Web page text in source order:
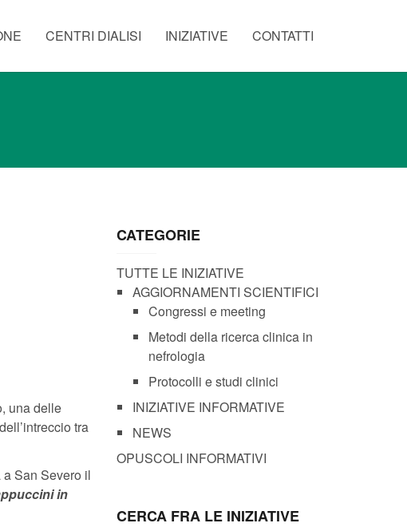
CENTRI DIALISI INIZIATIVE CONTATTI
una delle
tra
San Severo il
in
CATEGORIE
TUTTE LE INIZIATIVE
AGGIORNAMENTI SCIENTIFICI
Congressi e meeting
Metodi della ricerca clinica in
nefrologia
Protocolli e studi clinici
INIZIATIVE INFORMATIVE
NEWS
OPUSCOLI INFORMATIVI
CERCA FRA LE INIZIATIVE